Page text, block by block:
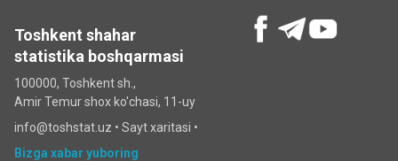
Toshkent shahar
statistika boshqarmasi
100000, Toshkent sh.,
Amir Temur shox ko'chasi, 11-uy
info@toshstat.uz • Sayt xaritasi •
Bizga xabar yuboring